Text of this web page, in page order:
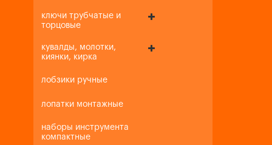
ключи трубчатые и
торцовые
кувалды, молотки,
киянки, кирка
лобзики ручные
лопатки монтажные
наборы инструмента
компактные